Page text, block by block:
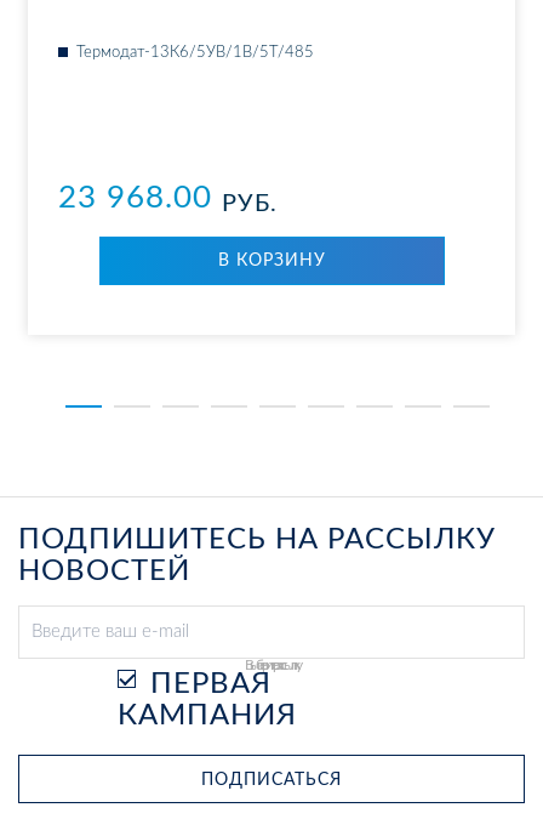
Тер­мо­дат-13К6/5УВ/1В/5Т/485
23 968.00 РУБ.
В КОР­ЗИ­НУ
ПОДПИШИТЕСЬ НА РАССЫЛКУ
НОВОСТЕЙ
Выберите рассылку
ПЕРВАЯ
КАМПАНИЯ
ПОДПИСАТЬСЯ